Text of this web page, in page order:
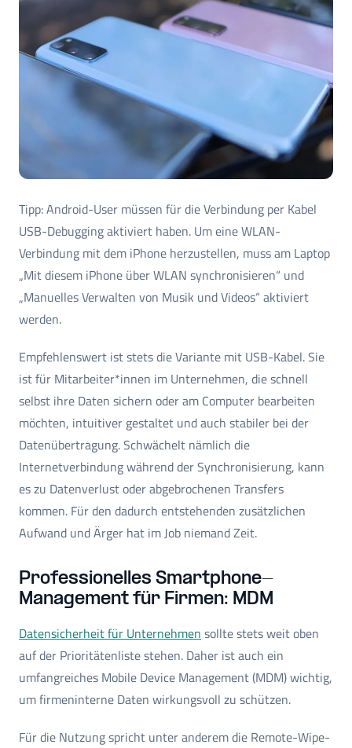
Tipp: Android-User müssen für die Verbindung per Kabel
USB-Debugging aktiviert haben. Um eine WLAN-
Verbindung mit dem iPhone herzustellen, muss am Laptop
„Mit diesem iPhone über WLAN synchronisieren“ und
„Manuelles Verwalten von Musik und Videos“ aktiviert
werden.
Empfehlenswert ist stets die Variante mit USB-Kabel. Sie
ist für Mitarbeiter*innen im Unternehmen, die schnell
selbst ihre Daten sichern oder am Computer bearbeiten
möchten, intuitiver gestaltet und auch stabiler bei der
Datenübertragung. Schwächelt nämlich die
Internetverbindung während der Synchronisierung, kann
es zu Datenverlust oder abgebrochenen Transfers
kommen. Für den dadurch entstehenden zusätzlichen
Aufwand und Ärger hat im Job niemand Zeit.
Professionelles Smartphone-
Management für Firmen: MDM
Datensicherheit für Unternehmen sollte stets weit oben
auf der Prioritätenliste stehen. Daher ist auch ein
umfangreiches Mobile Device Management (MDM) wichtig,
um firmeninterne Daten wirkungsvoll zu schützen.
Für die Nutzung spricht unter anderem die Remote-Wipe-